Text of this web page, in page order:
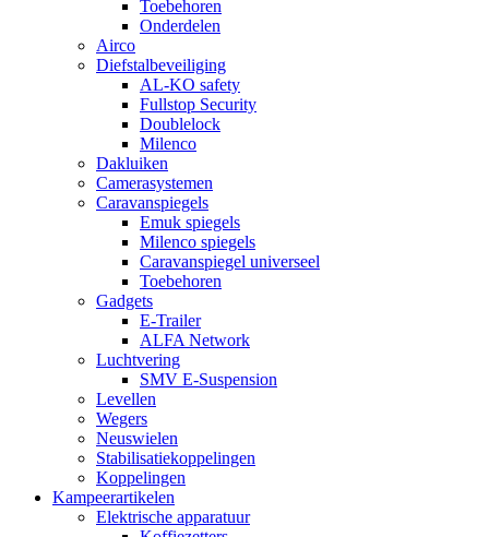
Toebehoren
Onderdelen
Airco
Diefstalbeveiliging
AL-KO safety
Fullstop Security
Doublelock
Milenco
Dakluiken
Camerasystemen
Caravanspiegels
Emuk spiegels
Milenco spiegels
Caravanspiegel universeel
Toebehoren
Gadgets
E-Trailer
ALFA Network
Luchtvering
SMV E-Suspension
Levellen
Wegers
Neuswielen
Stabilisatiekoppelingen
Koppelingen
Kampeerartikelen
Elektrische apparatuur